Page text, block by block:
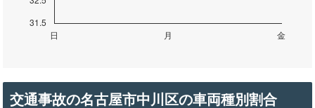
交通事故の名古屋市中川区の車両種別割合